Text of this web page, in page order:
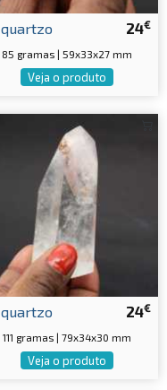
24€
quartzo
85 gramas | 59x33x27 mm
Veja o produto
24€
quartzo
111 gramas | 79x34x30 mm
Veja o produto